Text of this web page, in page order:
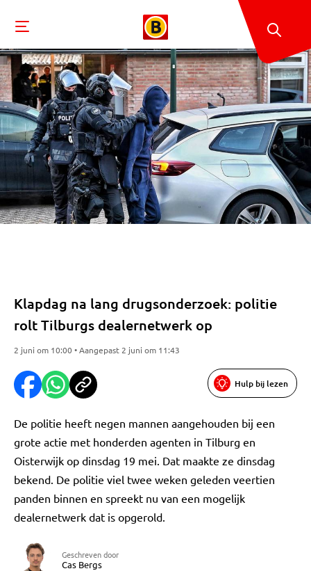
Klapdag na lang drugsonderzoek: politie
rolt Tilburgs dealernetwerk op
2 juni om 10:00 • Aangepast 2 juni om 11:43
Hulp bij lezen
De politie heeft negen mannen aangehouden bij een
grote actie met honderden agenten in Tilburg en
Oisterwijk op dinsdag 19 mei. Dat maakte ze dinsdag
bekend. De politie viel twee weken geleden veertien
panden binnen en spreekt nu van een mogelijk
dealernetwerk dat is opgerold.
Geschreven door
Cas Bergs